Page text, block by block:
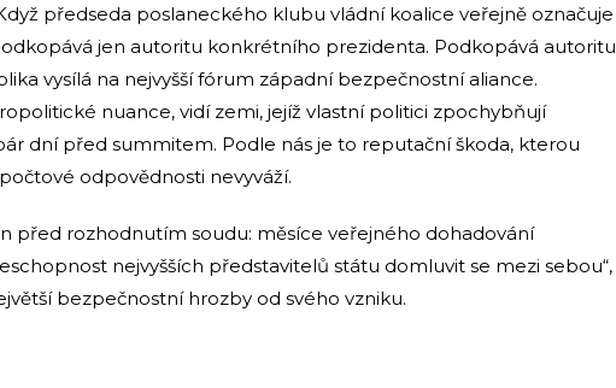
předseda poslaneckého klubu vládní koalice veřejně označuje
jen autoritu konkrétního prezidenta. Podkopává autoritu
vysílá na nejvyšší fórum západní bezpečnostní aliance.
nuance, vidí zemi, jejíž vlastní politici zpochybňují
dní před summitem. Podle nás je to reputační škoda, kterou
odpovědnosti nevyváží.
před rozhodnutím soudu: měsíce veřejného dohadování
nejvyšších představitelů státu domluvit se mezi sebou“,
bezpečnostní hrozby od svého vzniku.